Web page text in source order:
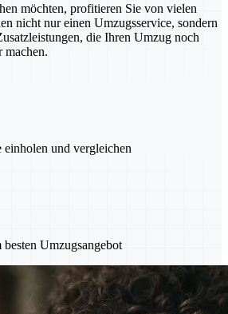
möchten, profitieren Sie von vielen
nicht nur einen Umzugsservice, sondern
die Ihren Umzug noch
machen.
und vergleichen
Umzugsangebot